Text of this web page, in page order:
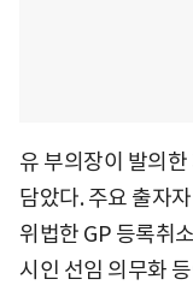
유 부의장이 발의
담았다. 주요 출자
위법한 GP 등록취
시인 선임 의무화